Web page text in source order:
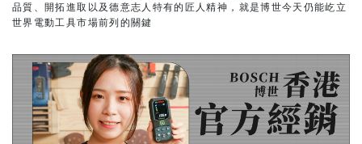
品質、開拓進取以及德意志人特有的匠人精神，就是博世今天仍能屹立
世界電動工具市場前列的關鍵